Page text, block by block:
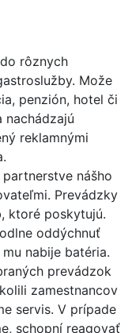
rôznych
Može
penzión, hotel či
nachádzajú
reklamnými
nášho
Prevádzky
ktoré poskytujú.
oddýchnuť
nabije batéria.
prevádzok
zamestnancov
servis. V prípade
schopní reagovať